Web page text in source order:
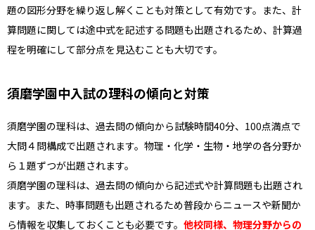
題の図形分野を繰り返し解くことも対策として有効です。また、計
算問題に関しては途中式を記述する問題も出題されるため、計算過
程を明確にして部分点を見込むことも大切です。
須磨学園中入試の理科の傾向と対策
須磨学園の理科は、過去問の傾向から試験時間40分、100点満点で
大問４問構成で出題されます。物理・化学・生物・地学の各分野か
ら１題ずつが出題されます。
須磨学園の理科は、過去問の傾向から記述式や計算問題も出題され
ます。また、時事問題も出題されるため普段からニュースや新聞か
ら情報を収集しておくことも必要です。 他校同様、物理分野からの